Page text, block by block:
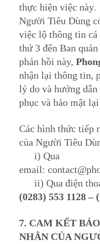
thực hiện việc này.
Người Tiêu Dùng
việc lộ thông tin cá
thứ 3 đến Ban
phản hồi này,
nhận lại thông tin,
lý do và hướng
phục và bảo mật
Các hình thức tiếp
của Người Tiêu
i) Qua
email:
ii) Qua điện
(0283) 553 1128 –
7. CAM KẾT
NHÂN CỦA